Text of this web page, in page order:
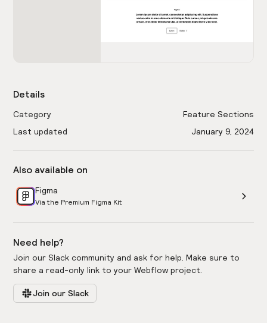
Details
Category
Feature Sections
Last updated
January 9, 2024
Also available on
Figma
Via the Premium Figma Kit
Need help?
Join our Slack community and ask for help. Make sure to
share a read-only link to your Webflow project.
Join our Slack